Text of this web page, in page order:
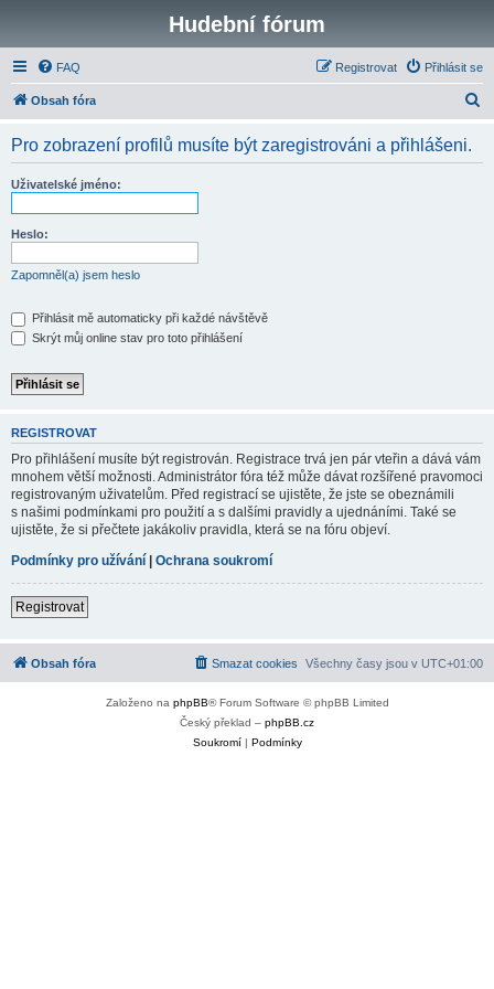
Hudební fórum
FAQ Přihlásit se
Registrovat
Obsah fóra
Pro zobrazení profilů musíte být zaregistrováni a přihlášeni.
Uživatelské jméno:
Heslo:
Zapomněl(a) jsem heslo
Přihlásit mě automaticky při každé návštěvě
Skrýt můj online stav pro toto přihlášení
REGISTROVAT
Pro přihlášení musíte být registrován. Registrace trvá jen pár vteřin a dává vám
mnohem větší možnosti. Administrátor fóra též může dávat rozšířené pravomoci
registrovaným uživatelům. Před registrací se ujistěte, že jste se obeznámili
s našimi podmínkami pro použití a s dalšími pravidly a ujednáními. Také se
ujistěte, že si přečtete jakákoliv pravidla, která se na fóru objeví.
Podmínky pro užívání | Ochrana soukromí
Registrovat
Obsah fóra Všechny časy jsou v UTC+01:00
Smazat cookies
Založeno na phpBB® Forum Software © phpBB Limited
Český překlad – phpBB.cz
Soukromí| Podmínky